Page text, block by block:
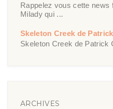
Rappelez vous cette news
Milady qui ...
Skeleton Creek de
Skeleton Creek de Patrick
ARCHIVES